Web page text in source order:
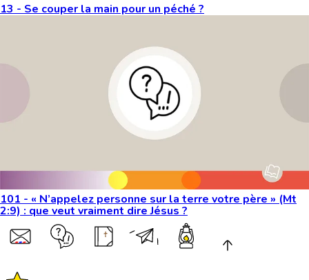
13 - Se couper la main pour un péché ?
101 - « N’appelez personne sur la terre votre père » (Mt
2:9) : que veut vraiment dire Jésus ?